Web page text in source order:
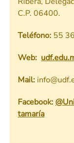
C.P. 06400.
Teléfono: 55
Web:
Mail:
Facebook:
tamaría